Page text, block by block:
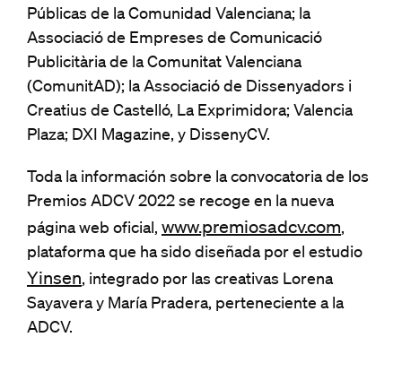
Públicas de la Comunidad Valenciana; la
Associació de Empreses de Comunicació
Publicitària de la Comunitat Valenciana
(ComunitAD); la Associació de Dissenyadors i
Creatius de Castelló, La Exprimidora; Valencia
Plaza; DXI Magazine, y DissenyCV.
Toda la información sobre la convocatoria de los
Premios ADCV 2022 se recoge en la nueva
página web oficial, www.premiosadcv.com,
plataforma que ha sido diseñada por el estudio
Yinsen, integrado por las creativas Lorena
Sayavera y María Pradera, perteneciente a la
ADCV.